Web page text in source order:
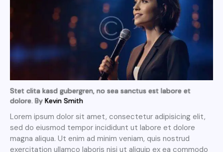
Stet clita kasd gubergren, no sea sanctus est labore et
dolore. By Kevin Smith
Lorem ipsum dolor sit amet, consectetur adipisicing elit,
sed do eiusmod tempor incididunt ut labore et dolore
magna aliqua. Ut enim ad minim veniam, quis nostrud
exercitation ullamco laboris nisi ut aliquip ex ea commodo